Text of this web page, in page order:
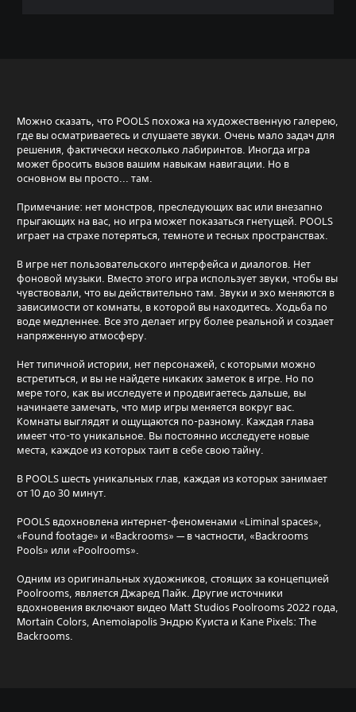
Можно сказать, что POOLS похожа на художественную галерею,
где вы осматриваетесь и слушаете звуки. Очень мало задач для
решения, фактически несколько лабиринтов. Иногда игра
может бросить вызов вашим навыкам навигации. Но в
основном вы просто... там.
Примечание: нет монстров, преследующих вас или внезапно
прыгающих на вас, но игра может показаться гнетущей. POOLS
играет на страхе потеряться, темноте и тесных пространствах.
В игре нет пользовательского интерфейса и диалогов. Нет
фоновой музыки. Вместо этого игра использует звуки, чтобы вы
чувствовали, что вы действительно там. Звуки и эхо меняются в
зависимости от комнаты, в которой вы находитесь. Ходьба по
воде медленнее. Все это делает игру более реальной и создает
напряженную атмосферу.
Нет типичной истории, нет персонажей, с которыми можно
встретиться, и вы не найдете никаких заметок в игре. Но по
мере того, как вы исследуете и продвигаетесь дальше, вы
начинаете замечать, что мир игры меняется вокруг вас.
Комнаты выглядят и ощущаются по-разному. Каждая глава
имеет что-то уникальное. Вы постоянно исследуете новые
места, каждое из которых таит в себе свою тайну.
В POOLS шесть уникальных глав, каждая из которых занимает
от 10 до 30 минут.
POOLS вдохновлена ​​интернет-феноменами «Liminal spaces»,
«Found footage» и «Backrooms» — в частности, «Backrooms
Pools» или «Poolrooms».
Одним из оригинальных художников, стоящих за концепцией
Poolrooms, является Джаред Пайк. Другие источники
вдохновения включают видео Matt Studios Poolrooms 2022 года,
Mortain Colors, Anemoiapolis Эндрю Куиста и Kane Pixels: The
Backrooms.